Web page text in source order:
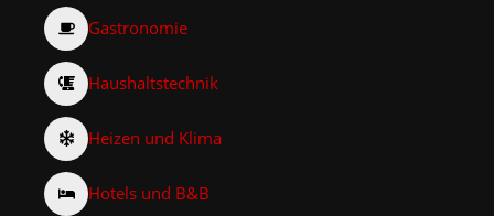
Gastronomie
Haushaltstechnik
Heizen und Klima
Hotels und B&B